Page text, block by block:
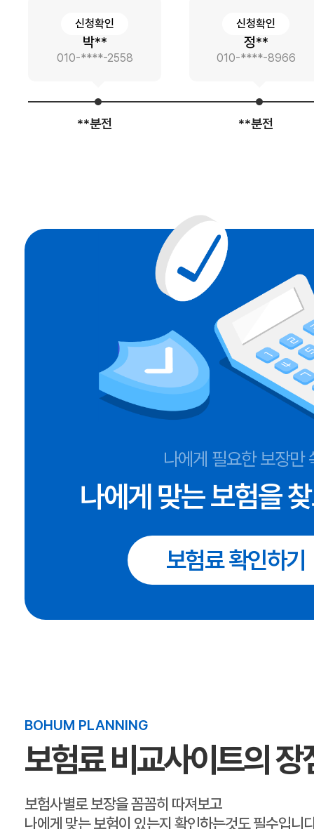
신청확인
010-****-8966
**분전
신청확인
010-****-
**분전
나에게 필요한 보장만
나에게 맞는 보험을
보험료 확인하기
BOHUM PLANNING
보험료 비교사이트의 장
보험사별로 보장을 꼼꼼히 따져보고
나에게 맞는 보험이 있는지 확인하는것도 필수입니